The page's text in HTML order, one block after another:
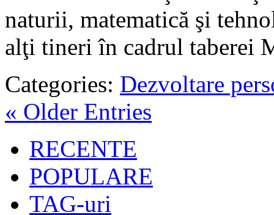
naturii, matematică şi
alţi tineri în cadrul taberei
Categories: Dezvoltare
« Older Entries
RECENTE
POPULARE
TAG-uri